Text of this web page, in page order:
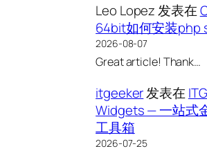
Leo Lopez发表在
64bit如何安装php
2026-08-07
Great article! Thank…
itgeeker发表在
Widgets — 一站式
工具箱
2026-07-25